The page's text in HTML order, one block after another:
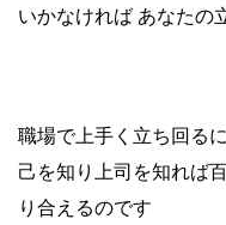
いかなければ あなたの
職場で上手く立ち回る
己を知り上司を知れば
り合えるのです